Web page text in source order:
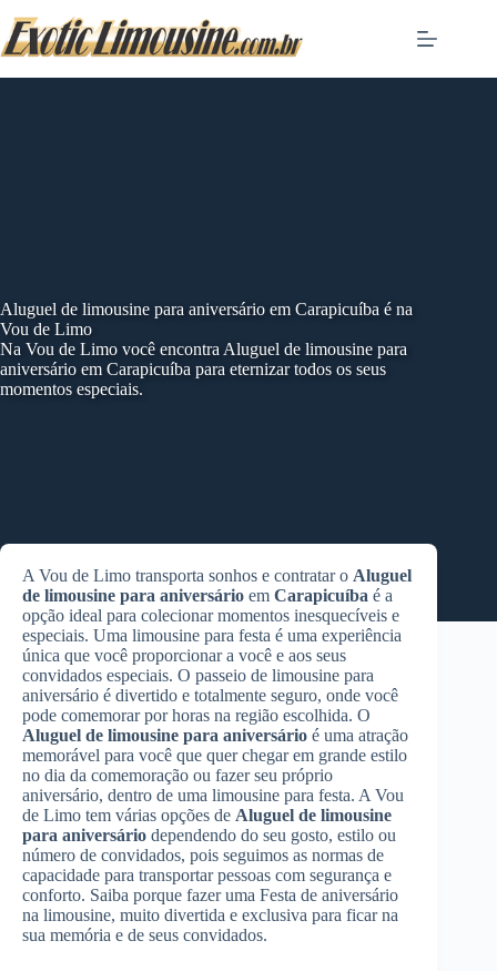
to
content
Aluguel de limousine para aniversário em Carapicuíba é na
Vou de Limo
Na Vou de Limo você encontra Aluguel de limousine para
aniversário em Carapicuíba para eternizar todos os seus
momentos especiais.
A Vou de Limo transporta sonhos e contratar o Aluguel
de limousine para aniversário em Carapicuíba é a
opção ideal para colecionar momentos inesquecíveis e
especiais. Uma limousine para festa é uma experiência
única que você proporcionar a você e aos seus
convidados especiais. O passeio de limousine para
aniversário é divertido e totalmente seguro, onde você
pode comemorar por horas na região escolhida. O
Aluguel de limousine para aniversário é uma atração
memorável para você que quer chegar em grande estilo
no dia da comemoração ou fazer seu próprio
aniversário, dentro de uma limousine para festa. A Vou
de Limo tem várias opções de Aluguel de limousine
para aniversário dependendo do seu gosto, estilo ou
número de convidados, pois seguimos as normas de
capacidade para transportar pessoas com segurança e
conforto. Saiba porque fazer uma Festa de aniversário
na limousine, muito divertida e exclusiva para ficar na
sua memória e de seus convidados.